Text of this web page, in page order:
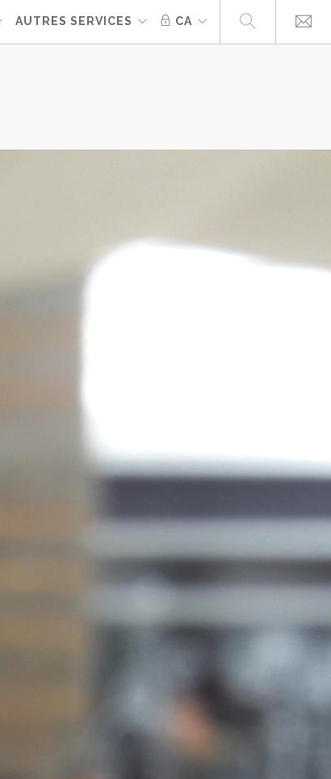
AUTRES SERVICES CA